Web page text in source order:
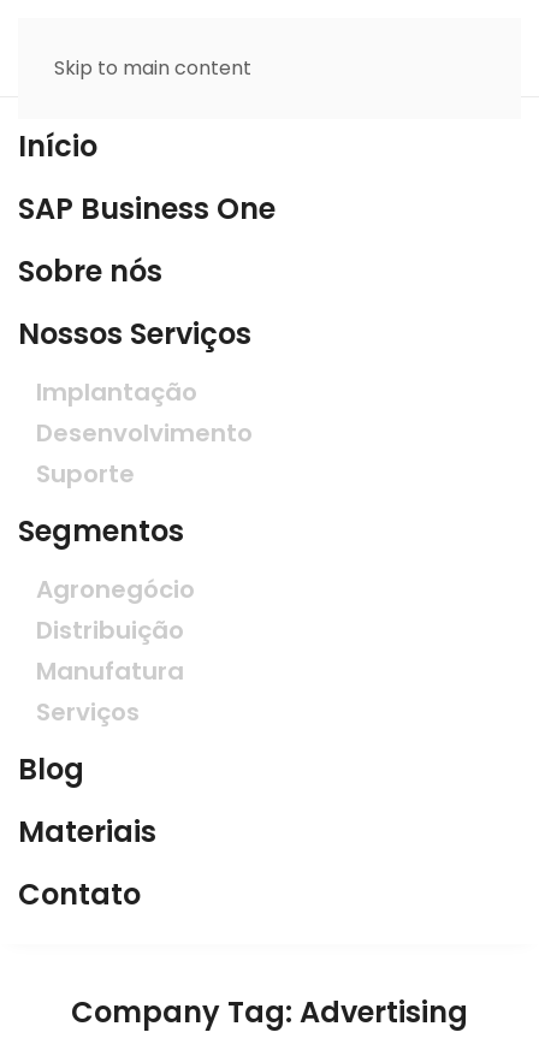
Skip to main content
Início
SAP Business One
Sobre nós
Nossos Serviços
Implantação
Desenvolvimento
Suporte
Segmentos
Agronegócio
Distribuição
Manufatura
Serviços
Blog
Materiais
Contato
Company Tag: Advertising